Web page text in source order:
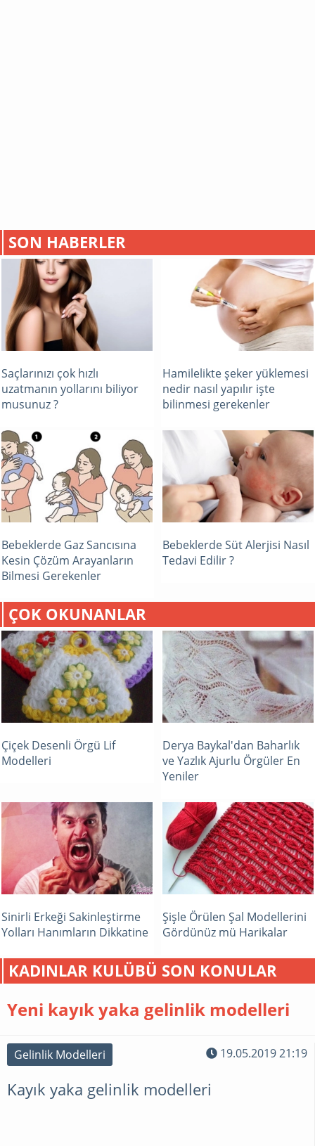
SON HABERLER
Saçlarınızı çok hızlı
uzatmanın yollarını biliyor
musunuz ?
Hamilelikte şeker yüklemesi
nedir nasıl yapılır işte
bilinmesi gerekenler
Bebeklerde Gaz Sancısına
Kesin Çözüm Arayanların
Bilmesi Gerekenler
Bebeklerde Süt Alerjisi Nasıl
Tedavi Edilir ?
ÇOK OKUNANLAR
Çiçek Desenli Örgü Lif
Modelleri
Derya Baykal'dan Baharlık
ve Yazlık Ajurlu Örgüler En
Yeniler
Sinirli Erkeği Sakinleştirme
Yolları Hanımların Dikkatine
Şişle Örülen Şal Modellerini
Gördünüz mü Harikalar
KADINLAR KULÜBÜ SON KONULAR
Yeni kayık yaka gelinlik modelleri
Gelinlik Modelleri 19.05.2019 21:19
Kayık yaka gelinlik modelleri